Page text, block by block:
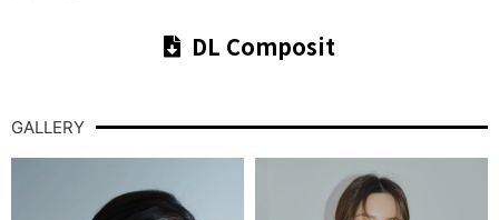
DL Composit
GALLERY